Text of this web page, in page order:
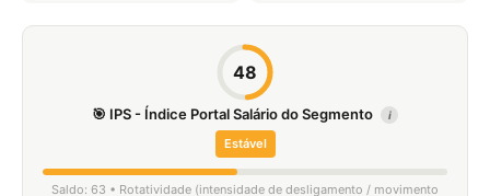
48
🎯 IPS - Índice Portal Salário do Segmento i
Estável
Saldo: 63 • Rotatividade (intensidade de desligamento / movimento